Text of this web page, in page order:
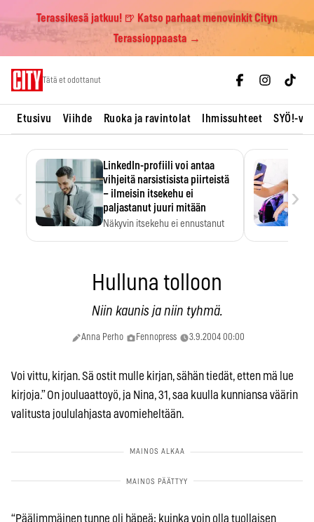
Terassikesä jatkuu! 🍺 Katso parhaat menovinkit Cityn
Terassioppaasta →
Tätä et odottanut
Etusivu Viihde Ruoka ja ravintolat Ihmissuhteet SYÖ!-
LinkedIn-profiili voi antaa
vihjeitä narsistisista piirteistä
– ilmeisin itsekehu ei
paljastanut juuri mitään
Näkyvin itsekehu ei ennustanut
›
Hulluna tolloon
Niin kaunis ja niin tyhmä.
Anna Perho Fennopress 3.9.2004 00:00
Voi vittu, kirjan. Sä ostit mulle kirjan, sähän tiedät, etten mä lue
kirjoja.” On jouluaattoyö, ja Nina, 31, saa kuulla kunniansa väärin
valitusta joululahjasta avomieheltään.
“Päälimmäinen tunne oli häpeä: kuinka voin olla tuollaisen